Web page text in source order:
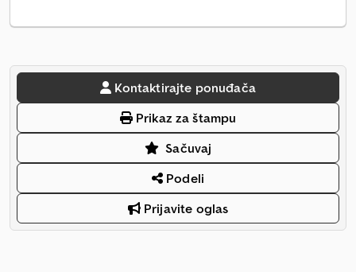
Kontaktirajte ponuđača
Prikaz za štampu
Sačuvaj
Podeli
Prijavite oglas